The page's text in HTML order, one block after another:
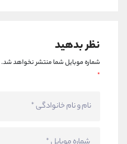
نظر بدهید
شماره موبایل شما منتشر نخواهد شد.
*